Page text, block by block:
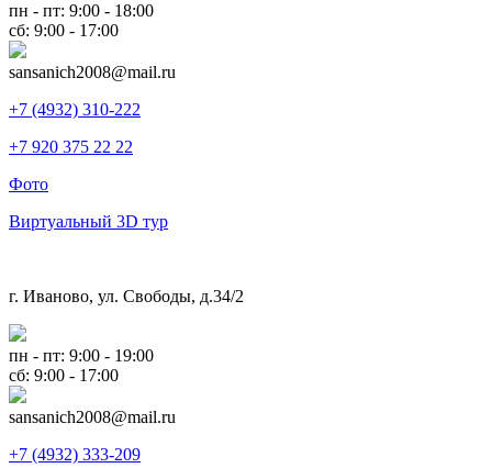
пн - пт: 9:00 - 18:00
сб: 9:00 - 17:00
sansanich2008@mail.ru
+7 (4932) 310-222
+7 920 375 22 22
Фото
Виртуальный 3D тур
г. Иваново, ул. Свободы, д.34/2
пн - пт: 9:00 - 19:00
сб: 9:00 - 17:00
sansanich2008@mail.ru
+7 (4932) 333-209